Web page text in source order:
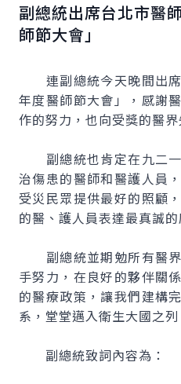
副總統出席台北市醫
師節大會」
連副總統今天晚間出席
年度醫師節大會」，感謝
作的努力，也向受獎的醫
副總統也肯定在九二一
治傷患的醫師和醫護人員
受災民眾提供最好的照顧
的醫、護人員表達最真誠的
副總統並期勉所有醫界
手努力，在良好的夥伴關
的醫療政策，讓我們建構
系，堂堂邁入衛生大國之列
副總統致詞內容為：